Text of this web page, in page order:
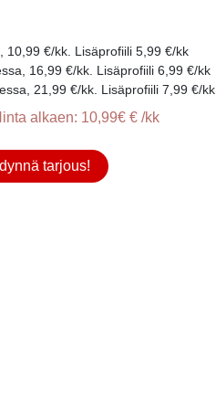
10,99 €/kk. Lisäprofiili 5,99 €/kk
16,99 €/kk. Lisäprofiili 6,99 €/kk
21,99 €/kk. Lisäprofiili 7,99 €/kk
alkaen: 10,99€ € /kk
tarjous!